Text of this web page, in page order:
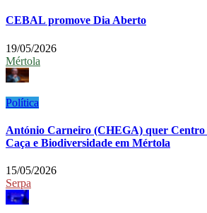
CEBAL promove Dia Aberto
19/05/2026
Mértola
Política
António Carneiro (CHEGA) quer Centro
Caça e Biodiversidade em Mértola
15/05/2026
Serpa